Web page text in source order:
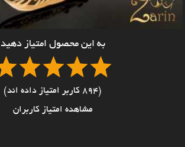
به این محصول امتیاز دهید
(894 کاربر امتیاز داده اند)
مشاهده امتیاز کاربران